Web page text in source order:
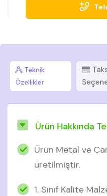
Teknik
Özellikler
Ürün Hakkında
Ürün Metal ve
üretilmiştir.
1. Sınıf Kalite